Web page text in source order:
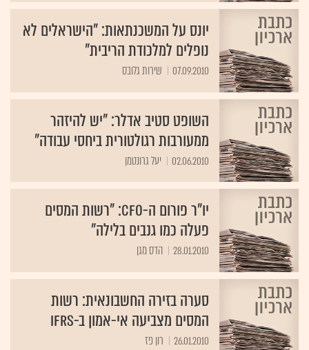
יונס על המשכנתאות: "הישראלים לא
נופלים למלכודת הריבית"
07.09.2010 שירות גלובס
השופט סטיב אדלר: "יש להיזהר
ממעורבות רגולטורית ביחסי עבודה"
02.06.2010 יעל גרונטמן
יו"ר פורום ה-CFO: "רשות המסים
פעלה כמו גנבים בלילה"
28.01.2010 הדס מגן
סערה בזירה החשבונאית: רשות
המסים מצביעה אי-אמון ב-IFRS
26.01.2010 רון פז